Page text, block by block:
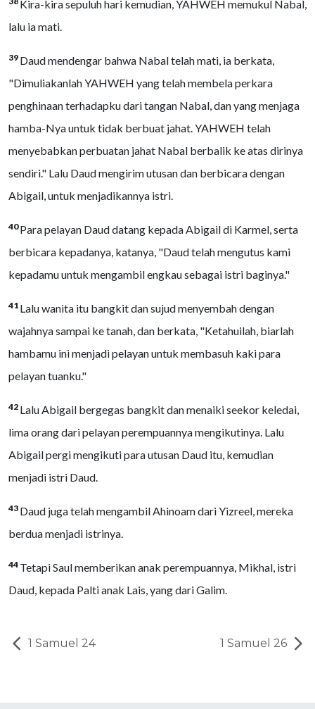
Kira-kira sepuluh hari kemudian, YAHWEH memukul Nabal,
lalu ia mati.
39 Daud mendengar bahwa Nabal telah mati, ia berkata,
"Dimuliakanlah YAHWEH yang telah membela perkara
penghinaan terhadapku dari tangan Nabal, dan yang menjaga
hamba-Nya untuk tidak berbuat jahat. YAHWEH telah
menyebabkan perbuatan jahat Nabal berbalik ke atas dirinya
sendiri." Lalu Daud mengirim utusan dan berbicara dengan
Abigail, untuk menjadikannya istri.
40Para pelayan Daud datang kepada Abigail di Karmel, serta
berbicara kepadanya, katanya, "Daud telah mengutus kami
kepadamu untuk mengambil engkau sebagai istri baginya."
41 Lalu wanita itu bangkit dan sujud menyembah dengan
wajahnya sampai ke tanah, dan berkata, "Ketahuilah, biarlah
hambamu ini menjadi pelayan untuk membasuh kaki para
pelayan tuanku."
42 Lalu Abigail bergegas bangkit dan menaiki seekor keledai,
lima orang dari pelayan perempuannya mengikutinya. Lalu
Abigail pergi mengikuti para utusan Daud itu, kemudian
menjadi istri Daud.
43 Daud juga telah mengambil Ahinoam dari Yizreel, mereka
berdua menjadi istrinya.
44 Tetapi Saul memberikan anak perempuannya, Mikhal, istri
Daud, kepada Palti anak Lais, yang dari Galim.
1 Samuel 24 1 Samuel 26